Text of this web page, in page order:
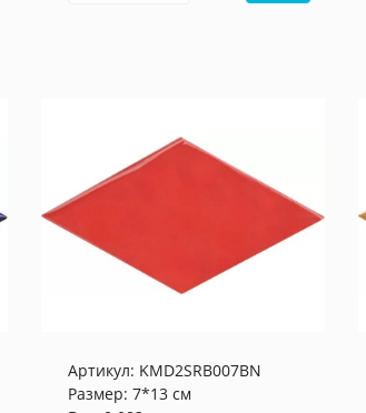
Артикул: KMD2SRB007BN
Размер: 7*13 см